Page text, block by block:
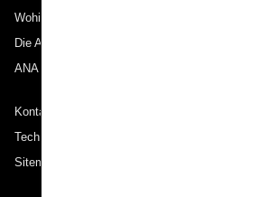
Wohin wir reisen
Die ANA Experience
ANA Mileage Club
Kontakt zu ANA
Technische Hilfe (Barrierefreiheit)
Sitemap